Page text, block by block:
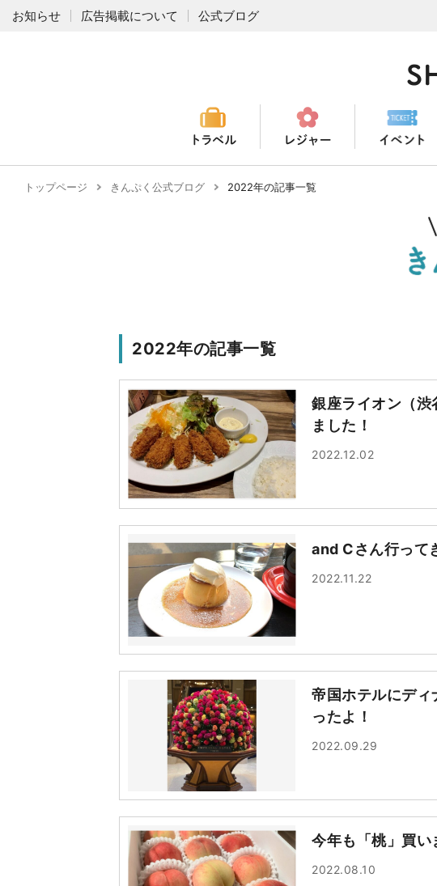
お知らせ 広告掲載について 公式ブログ
トップページ きんぷく公式ブログ 2022年の記事一覧
2022年の記事一覧
銀座ライオン（渋
ました！
2022.12.02
and Cさん行って
2022.11.22
帝国ホテルにディ
ったよ！
2022.09.29
今年も「桃」買い
2022.08.10